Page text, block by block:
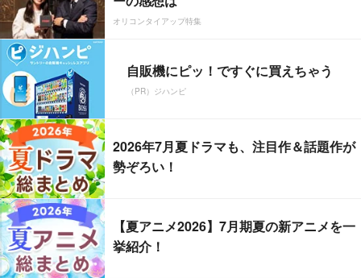
オリコンタイアップ特集
自販機にピッ！ですぐに買えちゃう
（PR）ジハンピ
2026年7月夏ドラマも、注目作＆話題作が
勢ぞろい！
【夏アニメ2026】7月期夏の新アニメを一
挙紹介！